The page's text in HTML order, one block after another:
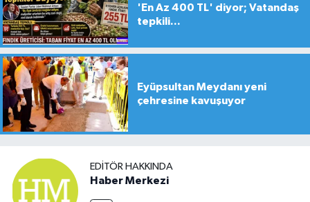
'En Az 400 TL' diyor; Vatandaş
tepkili...
Eyüpsultan Meydanı yeni
çehresine kavuşuyor
EDITÖR HAKKINDA
Haber Merkezi